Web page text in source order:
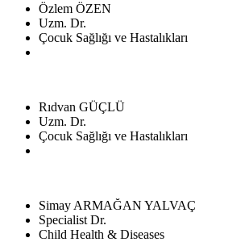
Özlem ÖZEN
Uzm. Dr.
Çocuk Sağlığı ve Hastalıkları
Rıdvan GÜÇLÜ
Uzm. Dr.
Çocuk Sağlığı ve Hastalıkları
Simay ARMAĞAN YALVAÇ
Specialist Dr.
Child Health & Diseases